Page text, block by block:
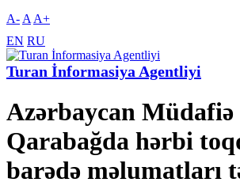
A- A A+
EN RU
Turan İnformasiya Agentliyi
Azərbaycan
Qarabağda hərbi
barədə məlumatları